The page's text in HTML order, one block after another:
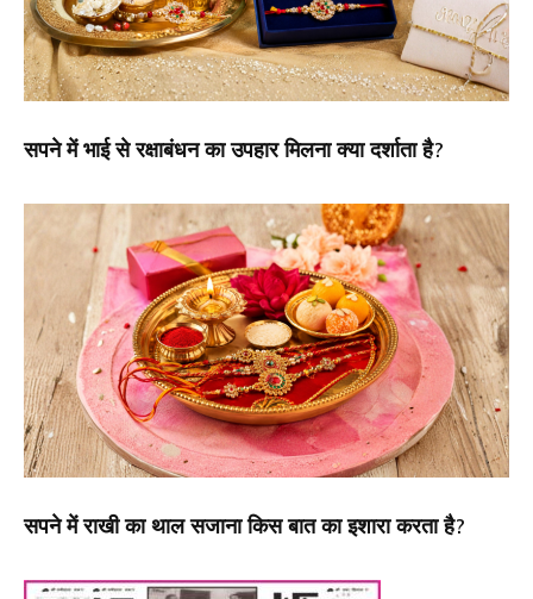
सपने में भाई से रक्षाबंधन का उपहार मिलना क्या दर्शाता है?
सपने में राखी का थाल सजाना किस बात का इशारा करता है?